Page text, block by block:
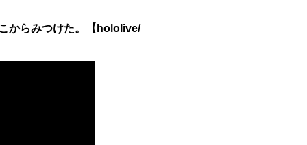
からみつけた。【hololive/